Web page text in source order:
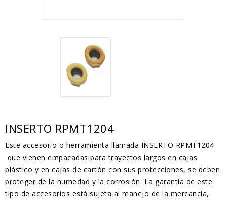
INSERTO RPMT1204
Este accesorio o herramienta llamada INSERTO RPMT1204
que vienen empacadas para trayectos largos en cajas
plástico y en cajas de cartón con sus protecciones, se deben
proteger de la humedad y la corrosión. La garantía de este
tipo de accesorios está sujeta al manejo de la mercancía,